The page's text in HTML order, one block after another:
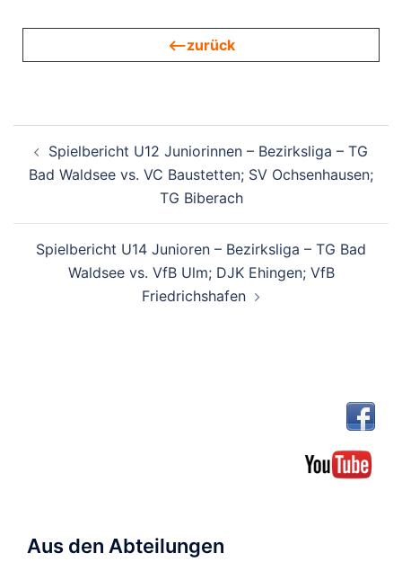
<—zurück
Spielbericht U12 Juniorinnen – Bezirksliga – TG
Bad Waldsee vs. VC Baustetten; SV Ochsenhausen;
TG Biberach
Spielbericht U14 Junioren – Bezirksliga – TG Bad
Waldsee vs. VfB Ulm; DJK Ehingen; VfB
Friedrichshafen
Aus den Abteilungen